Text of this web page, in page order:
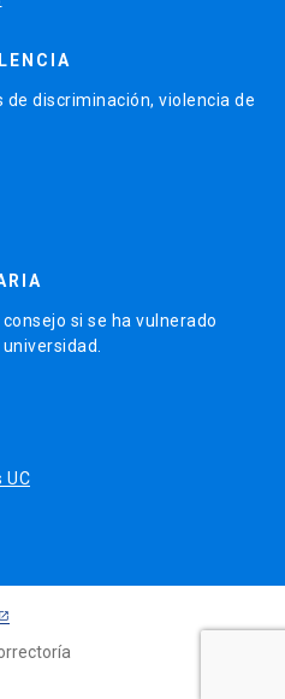
discriminación, violencia de
si se ha vulnerado
UC